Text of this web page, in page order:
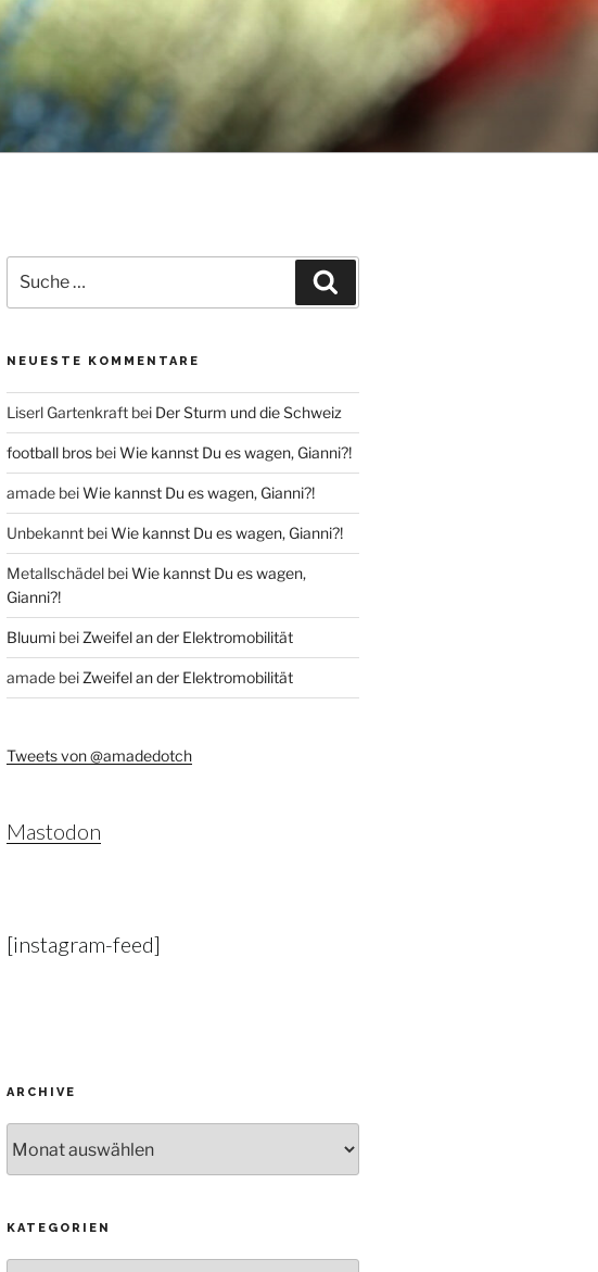
nach:
NEUESTE KOMMENTARE
Liserl Gartenkraftbei Der Sturm und die Schweiz
football brosbeiWie kannst Du es wagen, Gianni?!
amadebeiWie kannst Du es wagen, Gianni?!
UnbekanntbeiWie kannst Du es wagen, Gianni?!
MetallschädelbeiWie kannst Du es wagen,
Gianni?!
Bluumibei Zweifel an der Elektromobilität
amadebei Zweifel an der Elektromobilität
Tweets von @amadedotch
Mastodon
[instagram-feed]
ARCHIVE
KATEGORIEN